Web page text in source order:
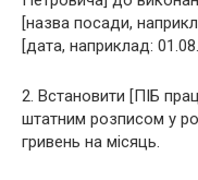
[назва посади,
[дата, наприклад:
2. Встановити [ПІБ
штатним розписом у
гривень на місяць.